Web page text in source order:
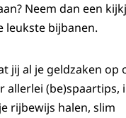
Neem dan een
leukste bijbanen.
jij al je geldzaken op
allerlei (be)spaartips,
rijbewijs halen, slim